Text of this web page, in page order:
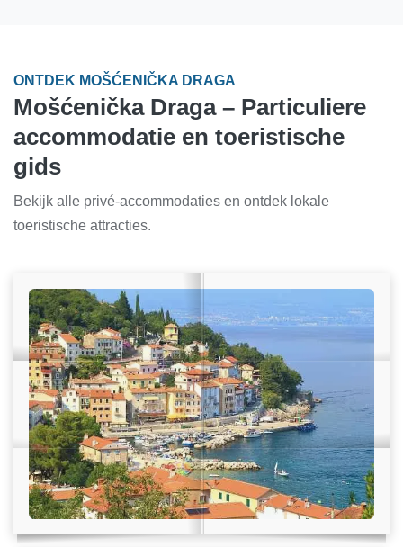
ONTDEK MOŠĆENIČKA DRAGA
Mošćenička Draga – Particuliere
accommodatie en toeristische
gids
Bekijk alle privé-accommodaties en ontdek lokale
toeristische attracties.